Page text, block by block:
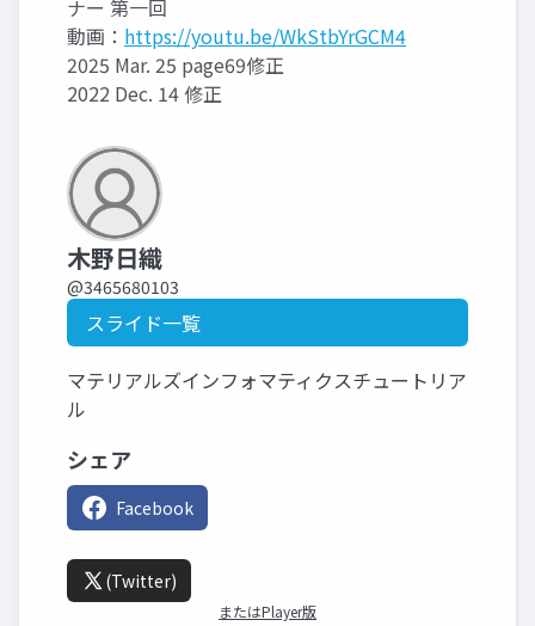
ナー 第一回
動画： https://youtu.be/WkStbYrGCM4
2025 Mar. 25 page69修正
2022 Dec. 14 修正
木野日織
@3465680103
スライド一覧
マテリアルズインフォマティクスチュートリア
ル
シェア
Facebook
(Twitter)
またはPlayer版